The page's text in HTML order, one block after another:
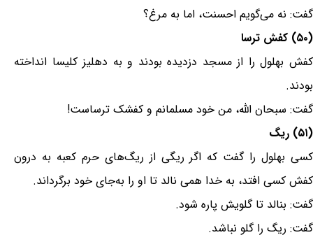
گفت: نه می‌گویم احسنت، اما به مرغ؟
(۵۰) کفش ترسا
کفش بهلول را از مسجد دزدیده بودند و به دهلیز کلیسا انداخته
بودند.
گفت: سبحان الله، من خود مسلمانم و کفشک ترساست!
(۵۱) ریگ
کسی بهلول را گفت که اگر ریگی از ریگ‌های حرم کعبه به درون
کفش کسی افتد، به خدا همی نالد تا او را به‌جای خود برگرداند.
گفت: بنالد تا گلویش پاره شود.
گفت: ریگ را گلو نباشد.